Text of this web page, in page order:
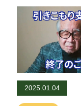
2025.01.04